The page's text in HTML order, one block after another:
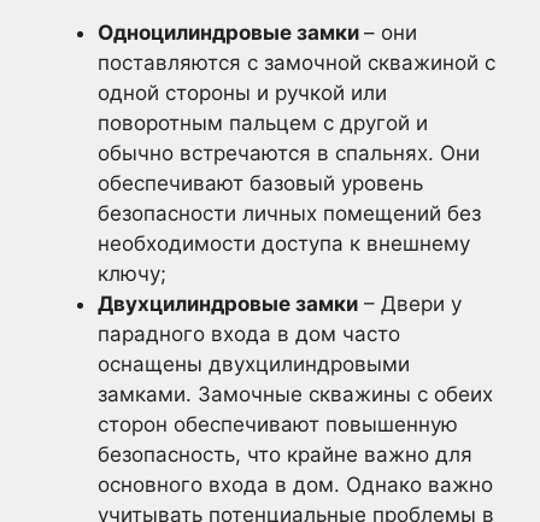
Одноцилиндровые замки – они
поставляются с замочной скважиной с
одной стороны и ручкой или
поворотным пальцем с другой и
обычно встречаются в спальнях. Они
обеспечивают базовый уровень
безопасности личных помещений без
необходимости доступа к внешнему
ключу;
Двухцилиндровые замки – Двери у
парадного входа в дом часто
оснащены двухцилиндровыми
замками. Замочные скважины с обеих
сторон обеспечивают повышенную
безопасность, что крайне важно для
основного входа в дом. Однако важно
учитывать потенциальные проблемы в